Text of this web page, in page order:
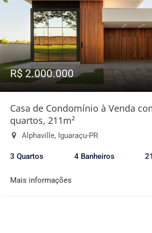
R$ 2.000.000
Casa de Condomínio à Venda
quartos, 211m²
Alphaville, Iguaraçu-PR
3 Quartos 4 Banheiros
Mais informações